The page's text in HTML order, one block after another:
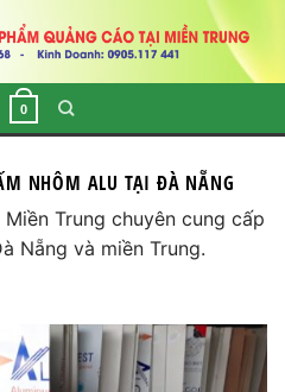
0
NHÔM ALU TẠI ĐÀ NẴNG
Trung chuyên cung cấp
Nẵng và miền Trung.